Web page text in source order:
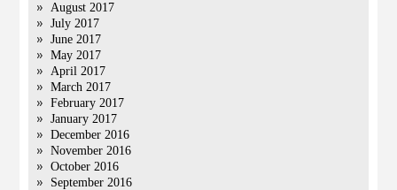
August 2017
July 2017
June 2017
May 2017
April 2017
March 2017
February 2017
January 2017
December 2016
November 2016
October 2016
September 2016